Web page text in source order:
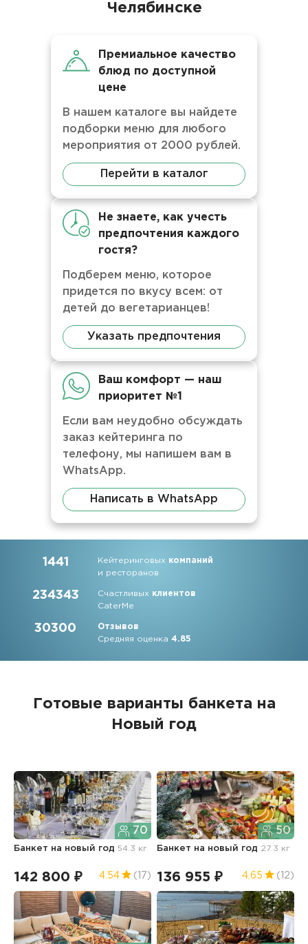
Челябинске
Премиальное качество
блюд по доступной
цене
В нашем каталоге вы найдете
подборки меню для любого
мероприятия от 2000 рублей.
Перейти в каталог
Не знаете, как учесть
предпочтения каждого
гостя?
Подберем меню, которое
придется по вкусу всем: от
детей до вегетарианцев!
Указать предпочтения
Ваш комфорт — наш
приоритет №1
Если вам неудобно обсуждать
заказ кейтеринга по
телефону, мы напишем вам в
WhatsApp.
Написать в WhatsApp
1441 Кейтеринговых компаний
и ресторанов
234343 Счастливых клиентов
CaterMe
30300
Отзывов
Средняя оценка4.85
Готовые варианты банкета на
Новый год
70
Банкет на новый год 54.3 кг
142 800 ₽ 4.54 (17)
50
Банкет на новый год 27.3 кг
136 955 ₽ 4.65 (12)